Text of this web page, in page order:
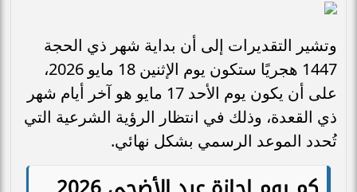
وتشير التقديرات إلى أن بداية شهر ذي الحجة
1447 هجريًا ستكون يوم الإثنين 18 مايو 2026،
على أن يكون يوم الأحد 17 مايو هو آخر أيام شهر
ذي القعدة، وذلك في انتظار الرؤية الشرعية التي
تُحدد الموعد الرسمي بشكل نهائي.